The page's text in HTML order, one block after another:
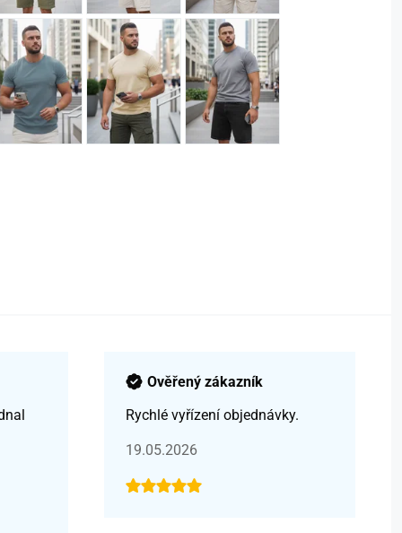
Ověřený zákazník
Rychlé vyřízení objednávky.
19.05.2026